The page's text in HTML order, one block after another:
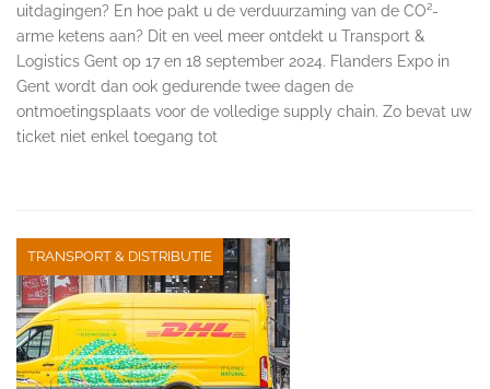
uitdagingen? En hoe pakt u de verduurzaming van de CO²-
arme ketens aan? Dit en veel meer ontdekt u Transport &
Logistics Gent op 17 en 18 september 2024. Flanders Expo in
Gent wordt dan ook gedurende twee dagen de
ontmoetingsplaats voor de volledige supply chain. Zo bevat uw
ticket niet enkel toegang tot
TRANSPORT & DISTRIBUTIE